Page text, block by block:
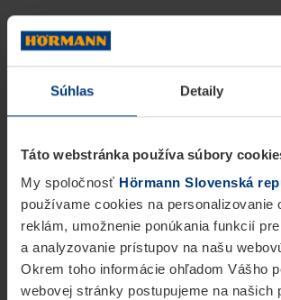
Súhlas Detaily
Táto webstránka používa súbory
My spoločnosť Hörmann Slovenská
používame cookies na personalizovanie
reklám, umožnenie ponúkania funkcií
a analyzovanie prístupov na našu
Okrem toho informácie ohľadom Vášho
webovej stránky postupujeme na našich